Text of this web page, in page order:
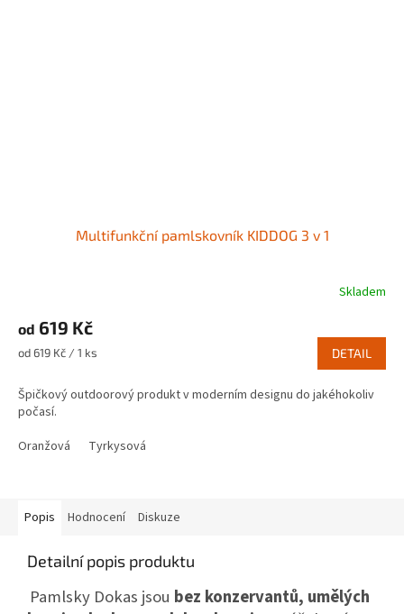
Multifunkční pamlskovník KIDDOG 3 v 1
Skladem
od 619 Kč
Měrná
od 619 Kč / 1 ks DETAIL
Špičkový outdoorový produkt v moderním designu do jakéhokoliv
počasí.
Oranžová
Tyrkysová
Popis Hodnocení Diskuze
Detailní popis produktu
Pamlsky Dokas jsou bez konzervantů, umělých